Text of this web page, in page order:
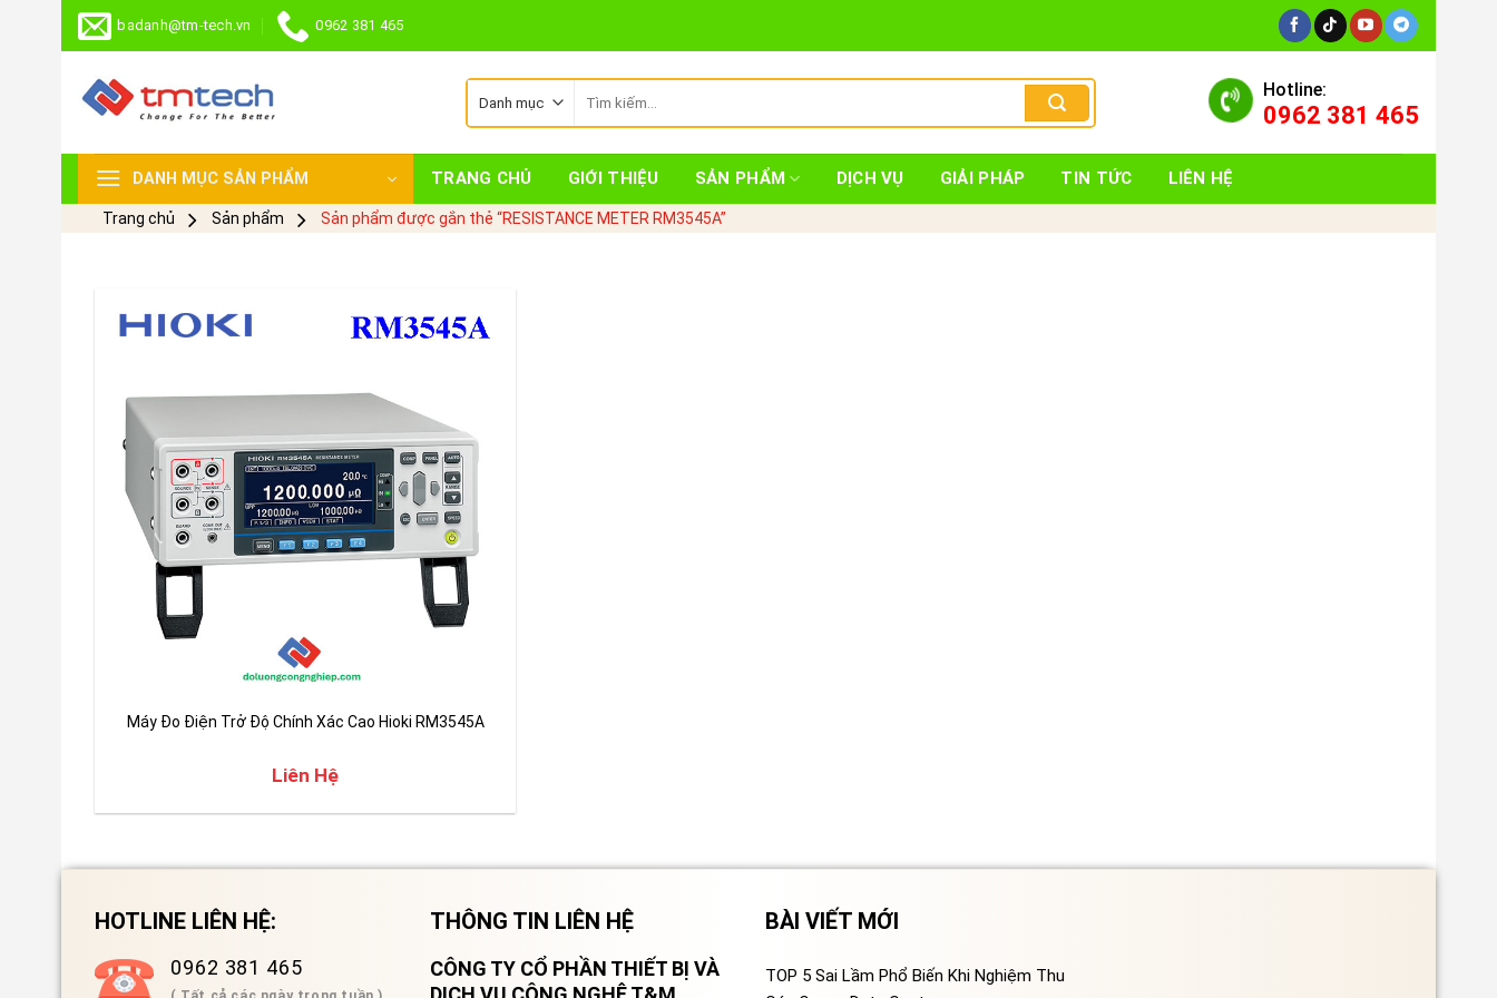
Skip
badanh@tm-tech.vn 0962 381 465
kiếm:
Hotline:
0962 381 465
DANH MỤC SẢN PHẨM TRANG CHỦ GIỚI THIỆU SẢN PHẨM DỊCH VỤ GIẢI PHÁP TIN TỨC LIÊN HỆ
Trang chủ Sản phẩm Sản phẩm được gắn thẻ “RESISTANCE METER RM3545A”
Máy Đo Điện Trở Độ Chính Xác Cao Hioki RM3545A
Liên Hệ
HOTLINE LIÊN HỆ:
0962 381 465
THÔNG TIN LIÊN HỆ
CÔNG TY CỔ PHẦN THIẾT BỊ VÀ
BÀI VIẾT MỚI
TOP 5 Sai Lầm Phổ Biến Khi Nghiệm Thu